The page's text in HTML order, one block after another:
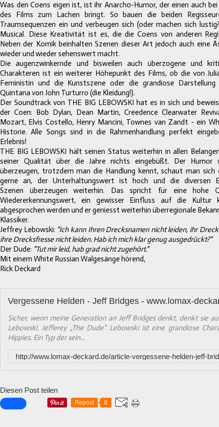
Was den Coens eigen ist, ist ihr Anarcho-Humor, der einen auch
des Films zum Lachen bringt. So bauen die beiden
Traumsequenzen ein und verbeugen sich (oder machen sich
Musical. Diese Kreativität ist es, die die Coens von anderen
Neben der Komik beinhalten Szenen dieser Art jedoch auch eine
wieder und wieder sehenswert macht.
Die augenzwinkernde und bisweilen auch überzogene und
Charakteren ist ein weiterer Höhepunkt des Films, ob die von
Feministin und die Kunstszene oder die grandiose Darstellung
Quintana von John Turturro (die Kleidung!).
Der Soundtrack von THE BIG LEBOWSKI hat es in sich und
der Coen: Bob Dylan, Dean Martin, Creedence Clearwater
Mozart, Elvis Costello, Henry Mancini, Townes van Zandt - ein
Historie. Alle Songs sind in die Rahmenhandlung perfekt
Erlebnis!
THE BIG LEBOWSKI hält seinen Status weiterhin in allen
seiner Qualität über die Jahre nichts eingebüßt. Der Humor
überzeugen, trotzdem man die Handlung kennt, schaut man sich
gerne an, der Unterhaltungswert ist hoch und die diversen
Szenen überzeugen weiterhin. Das spricht für eine hohe
Wiedererkennungswert, ein gewisser Einfluss auf die
abgesprochen werden und er geniesst weiterhin überregionale
Klassiker.
Jeffrey Lebowski: "Ich kann Ihren Drecksnamen nicht leiden, ihr
ihre Drecksfresse nicht leiden. Hab ich mich klargenug ausgedrückt?"
Der Dude: "Tut mir leid, hab grad nicht zugehört."
Mit einem White Russian Walgesänge hörend,
Rick Deckard
Vergessene Helden - Jeff Bridges - www.lomax-
Sicher, wenn meine Generation an Jeff Bridges denkt, denkt sie
Lebowski. Jefferey „The Dude" Lebowski ist eine grandiose
Hippies. Ein Typ der sein...
http://www.lomax-deckard.de/article-vergessene-helden-jeff-
Diesen Post teilen
Repost 0